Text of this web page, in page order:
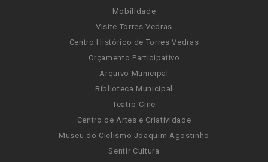
Mobilidade
Visite Torres Vedras
Centro Histórico de Torres Vedras
Orçamento Participativo
Arquivo Municipal
Biblioteca Municipal
Teatro-Cine
Centro de Artes e Criatividade
Museu do Ciclismo Joaquim Agostinho
Sentir Cultura